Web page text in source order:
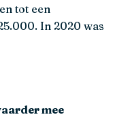
tot een
In 2020 was
mee